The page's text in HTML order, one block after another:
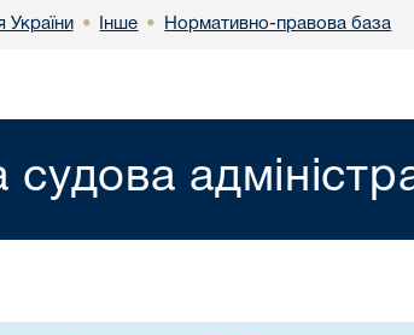
України • Інше • Нормативно-правова база